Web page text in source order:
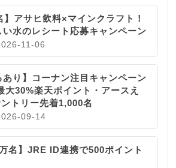
】アサヒ飲料×マインクラフト！
水のレシート応募キャンペーン
11-06
あり】コーナン注目キャンペーン
大30%楽天ポイント・アースえ
トリー先着1,000名
09-14
名】JRE ID連携で500ポイント